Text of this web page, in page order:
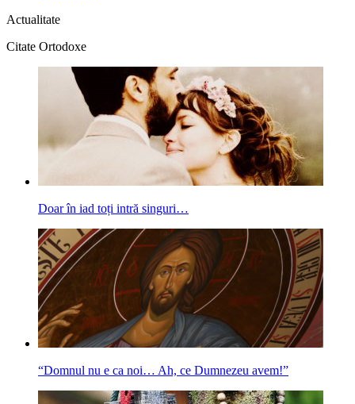
Actualitate
Citate Ortodoxe
Doar în iad toți intră singuri…
“Domnul nu e ca noi… Ah, ce Dumnezeu avem!”